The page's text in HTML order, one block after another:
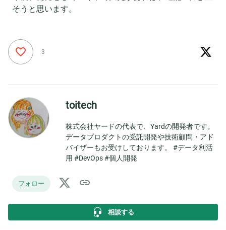
そうと思います。
3
toitech
株式会社ヤードの代表で、Yardの開発者です。
データプロダクトの受託開発や技術顧問・アド
バイザーもお受けしております。 #データ利活
用 #DevOps #個人開発
フォロー
相談する